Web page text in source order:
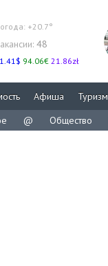
+20.7°
48
94.06€ 21.86zł
Афиша Туризм
@ Общество